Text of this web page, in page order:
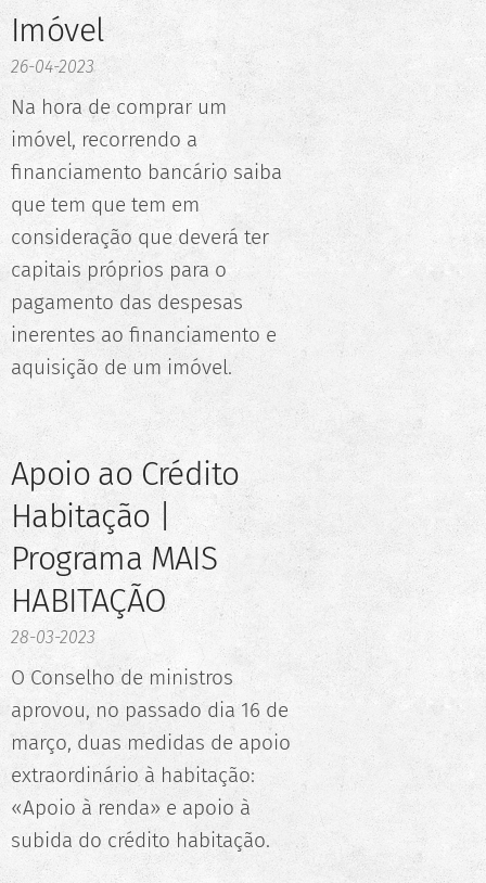
Imóvel
26-04-2023
Na hora de comprar um
imóvel, recorrendo a
financiamento bancário saiba
que tem que tem em
consideração que deverá ter
capitais próprios para o
pagamento das despesas
inerentes ao financiamento e
aquisição de um imóvel.
Apoio ao Crédito
Habitação |
Programa MAIS
HABITAÇÃO ⚠️
28-03-2023
O Conselho de ministros
aprovou, no passado dia 16 de
março, duas medidas de apoio
extraordinário à habitação:
«Apoio à renda» e apoio à
subida do crédito habitação.